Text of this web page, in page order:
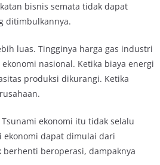
bisnis semata tidak dapat
ditimbulkannya.
luas. Tingginya harga gas industri
nasional. Ketika biaya energi
produksi dikurangi. Ketika
ekonomi itu tidak selalu
ekonomi dapat dimulai dari
beroperasi, dampaknya